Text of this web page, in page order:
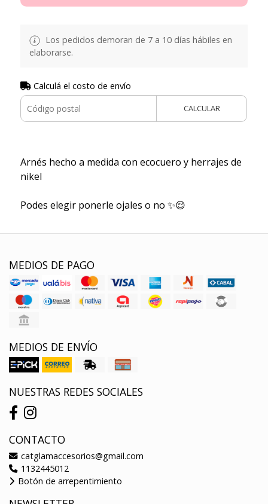
Los pedidos demoran de 7 a 10 días hábiles en
elaborarse.
Calculá el costo de envío
CALCULAR
Arnés hecho a medida con ecocuero y herrajes de
nikel
Podes elegir ponerle ojales o no ✨😌
MEDIOS DE PAGO
MEDIOS DE ENVÍO
NUESTRAS REDES SOCIALES
CONTACTO
catglamaccesorios@gmail.com
1132445012
Botón de arrepentimiento